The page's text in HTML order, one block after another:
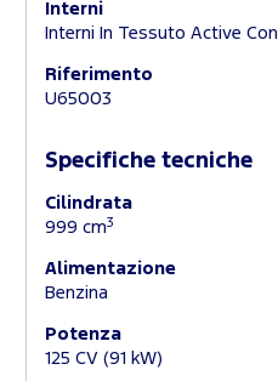
Interni
Interni In Tessuto Active Con
Riferimento
U65003
Specifiche tecniche
Cilindrata
999 cm3
Alimentazione
Benzina
Potenza
125 CV (91 kW)